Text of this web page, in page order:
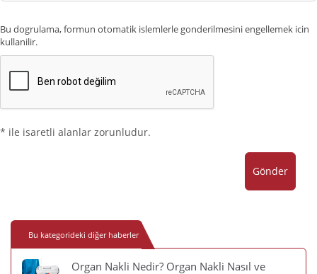
Bu dogrulama, formun otomatik islemlerle gonderilmesini engellemek icin
kullanilir.
* ile isaretli alanlar zorunludur.
Gönder
Bu kategorideki diğer haberler
Organ Nakli Nedir? Organ Nakli Nasıl ve